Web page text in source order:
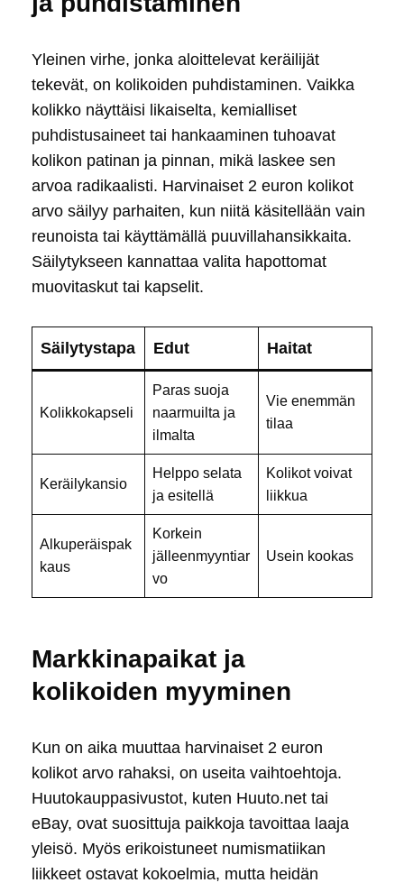
Yleinen virhe, jonka aloittelevat keräilijät
tekevät, on kolikoiden puhdistaminen. Vaikka
kolikko näyttäisi likaiselta, kemialliset
puhdistusaineet tai hankaaminen tuhoavat
kolikon patinan ja pinnan, mikä laskee sen
arvoa radikaalisti. Harvinaiset 2 euron kolikot
arvo säilyy parhaiten, kun niitä käsitellään vain
reunoista tai käyttämällä puuvillahansikkaita.
Säilytykseen kannattaa valita hapottomat
muovitaskut tai kapselit.
Säilytystapa Edut Haitat
Kolikkokapseli
Paras suoja
naarmuilta ja
ilmalta
Vie enemmän
tilaa
Keräilykansio
Helppo selata
ja esitellä
Kolikot voivat
liikkua
Alkuperäispak
kaus
Korkein
jälleenmyyntiar
vo
Usein kookas
Markkinapaikat ja
kolikoiden myyminen
Kun on aika muuttaa harvinaiset 2 euron
kolikot arvo rahaksi, on useita vaihtoehtoja.
Huutokauppasivustot, kuten Huuto.net tai
eBay, ovat suosittuja paikkoja tavoittaa laaja
yleisö. Myös erikoistuneet numismatiikan
liikkeet ostavat kokoelmia, mutta heidän